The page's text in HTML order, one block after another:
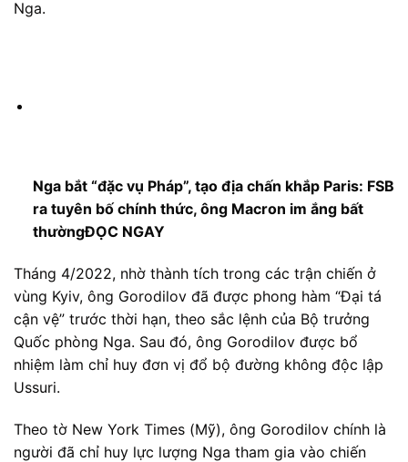
Nga.
Nga bắt “đặc vụ Pháp”, tạo địa chấn khắp Paris: FSB
ra tuyên bố chính thức, ông Macron im ắng bất
thườngĐỌC NGAY
Tháng 4/2022, nhờ thành tích trong các trận chiến ở
vùng Kyiv, ông Gorodilov đã được phong hàm “Đại tá
cận vệ” trước thời hạn, theo sắc lệnh của Bộ trưởng
Quốc phòng Nga. Sau đó, ông Gorodilov được bổ
nhiệm làm chỉ huy đơn vị đổ bộ đường không độc lập
Ussuri.
Theo tờ New York Times (Mỹ), ông Gorodilov chính là
người đã chỉ huy lực lượng Nga tham gia vào chiến